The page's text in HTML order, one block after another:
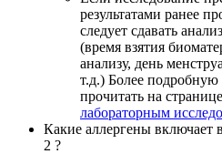
результатами ранее
следует сдавать
(время взятия
анализу, день
т.д.) Более
прочитать на странице
лабораторным
Какие аллергены
2 ?